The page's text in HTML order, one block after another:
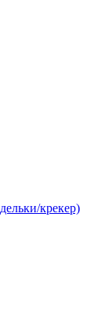
крекер)